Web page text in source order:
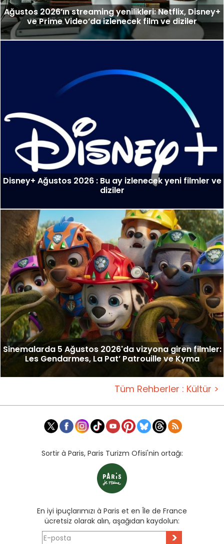
Ağustos 2026’ın streaming yenilikleri: Netflix, Disney+
ve Prime Video’da izlenecek film ve diziler
Disney+ Ağustos 2026 : Bu ay izlenecek yeni filmler ve
diziler
Sinemalarda 5 Ağustos 2026'da vizyona giren filmler:
Les Gendarmes, La Pat’ Patrouille ve Kyma
Tüm Rehberler : Kültür >
Sortir à Paris, Paris Turizm Ofisi'nin ortağı:
En iyi ipuçlarımızı à Paris et en Île de France
ücretsiz olarak alın, aşağıdan kaydolun:
>